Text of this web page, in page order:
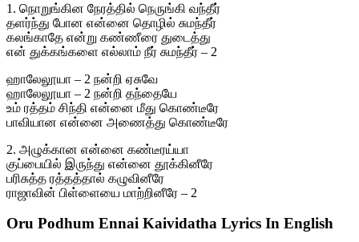
1. நொறுங்கின நேரத்தில் நெருங்கி வந்தீர்
தளர்ந்து போன என்னை தொழில் சுமந்தீர்
கலங்காதே என்று கண்ணீரை துடைத்து
என் துக்கங்களை எல்லாம் நீர் சுமந்தீர் – 2
ஹாலேலூயா – 2 நன்றி ஏசுவே
ஹாலேலூயா – 2 நன்றி தந்தையே
உம் ரத்தம் சிந்தி என்னை மீது கொண்டீரே
பாவியான என்னை அணைத்து கொண்டீரே
2. அழுக்கான என்னை கண்டீரய்யா
குப்பையில் இருந்து என்னை தூக்கினீரே
பரிசுத்த ரத்தத்தால் கழுவினீரே
ராஜாவின் பிள்ளையை மாற்றினீரே – 2
Oru Podhum Ennai Kaividatha Lyrics In English